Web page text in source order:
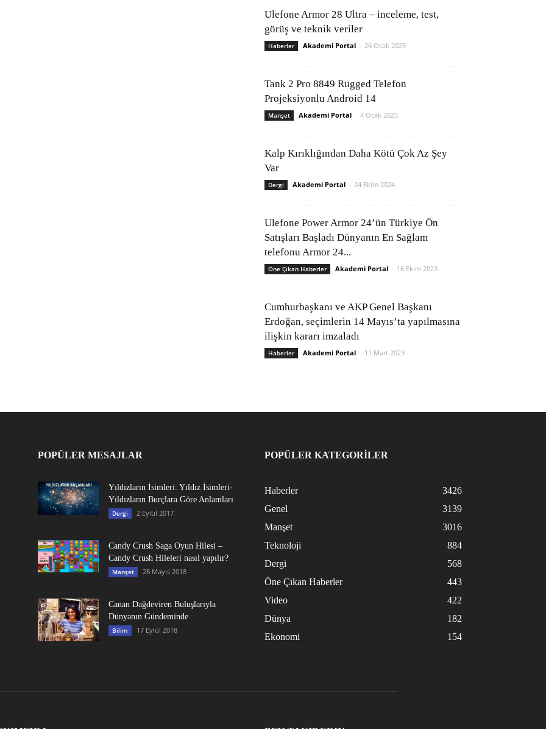
Ulefone Armor 28 Ultra – inceleme, test,
görüş ve teknik veriler
Haberler Akademi Portal - 26 Ocak 2025
Tank 2 Pro 8849 Rugged Telefon
Projeksiyonlu Android 14
Manşet Akademi Portal - 4 Ocak 2025
Kalp Kırıklığından Daha Kötü Çok Az Şey
Var
Dergi Akademi Portal - 24 Ekim 2024
Ulefone Power Armor 24’ün Türkiye Ön
Satışları Başladı Dünyanın En Sağlam
telefonu Armor 24...
Öne Çıkan Haberler Akademi Portal - 16 Ekim 2023
Cumhurbaşkanı ve AKP Genel Başkanı
Erdoğan, seçimlerin 14 Mayıs’ta yapılmasına
ilişkin kararı imzaladı
Haberler Akademi Portal - 11 Mart 2023
POPÜLER MESAJLAR
Yıldızların İsimleri: Yıldız İsimleri-
Yıldızların Burçlara Göre Anlamları
Dergi 2 Eylül 2017
Candy Crush Saga Oyun Hilesi –
Candy Crush Hileleri nasıl yapılır?
Manşet 28 Mayıs 2018
Canan Dağdeviren Buluşlarıyla
Dünyanın Gündeminde
Bilim 17 Eylül 2018
POPÜLER KATEGORİLER
Haberler
3426
Genel
3139
Manşet
3016
Teknoloji
884
Dergi
568
Öne Çıkan Haberler
443
Video
422
Dünya
182
Ekonomi
154